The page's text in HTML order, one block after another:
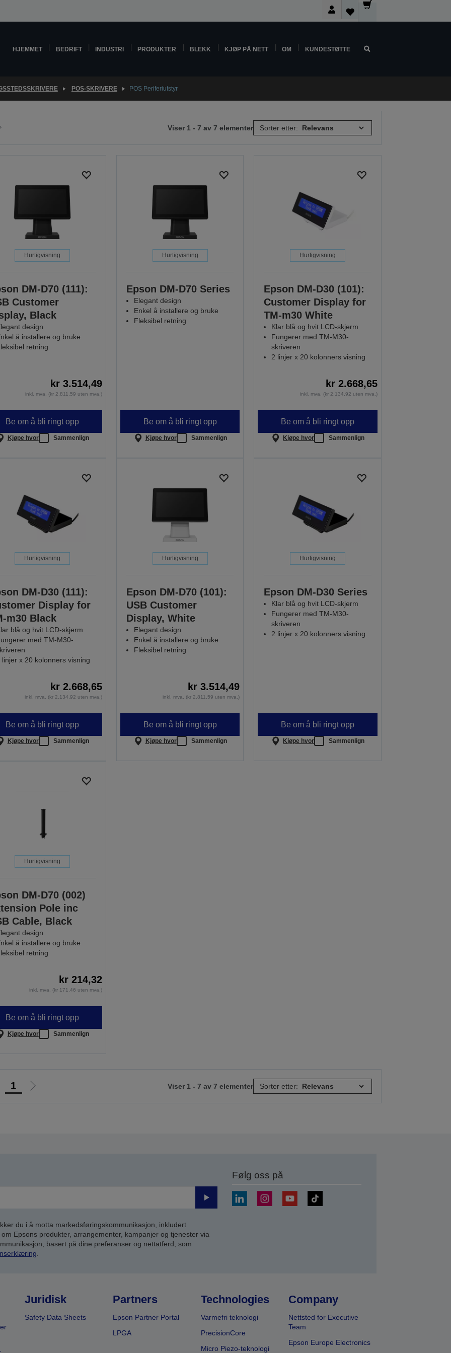
HJEMMET BEDRIFT INDUSTRI PRODUKTER BLEKK KJØP PÅ NETT OM KUNDESTØTTE
POS-SKRIVERE POS Periferiutstyr
Viser 1 - 7 av 7 elementer Sorter etter:
Hurtigvisning
DM-D70 (111):
Customer
Black
design
å installere og bruke
retning
kr 3.514,49
inkl. mva. (kr 2.811,59 uten mva.)
Be om å bli ringt opp
Kjøpe hvor Sammenlign
Hurtigvisning
Epson DM-D70 Series
Elegant design
Enkel å installere og bruke
Fleksibel retning
Be om å bli ringt opp
Kjøpe hvor Sammenlign
Hurtigvisning
Epson DM-D30 (101):
Customer Display for
TM-m30 White
Klar blå og hvit LCD-skjerm
Fungerer med TM-M30-
skriveren
2 linjer x 20 kolonners visning
kr 2.668,65
inkl. mva. (kr 2.134,92 uten mva.)
Be om å bli ringt opp
Kjøpe hvor Sammenlign
Hurtigvisning
DM-D30 (111):
Display for
m30 Black
blå og hvit LCD-skjerm
med TM-M30-
linjer x 20 kolonners visning
kr 2.668,65
inkl. mva. (kr 2.134,92 uten mva.)
Be om å bli ringt opp
Kjøpe hvor Sammenlign
Hurtigvisning
Epson DM-D70 (101):
USB Customer
Display, White
Elegant design
Enkel å installere og bruke
Fleksibel retning
kr 3.514,49
inkl. mva. (kr 2.811,59 uten mva.)
Be om å bli ringt opp
Kjøpe hvor Sammenlign
Hurtigvisning
Epson DM-D30 Series
Klar blå og hvit LCD-skjerm
Fungerer med TM-M30-
skriveren
2 linjer x 20 kolonners visning
Be om å bli ringt opp
Kjøpe hvor Sammenlign
Hurtigvisning
DM-D70 (002)
Pole inc
Cable, Black
design
å installere og bruke
retning
kr 214,32
inkl. mva. (kr 171,46 uten mva.)
Be om å bli ringt opp
Kjøpe hvor Sammenlign
1
Gå
Viser 1 - 7 av 7 elementer Sorter etter:
Send
du i å motta markedsføringskommunikasjon, inkludert
Epsons produkter, arrangementer, kampanjer og tjenester via
basert på dine preferanser og nettatferd, som
Følg oss på
Juridisk
Safety Data Sheets
Partners
Epson Partner Portal
LPGA
Technologies
Varmefri teknologi
PrecisionCore
Micro Piezo-teknologi
Company
Nettsted for Executive
Team
Epson Europe Electronics